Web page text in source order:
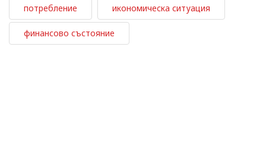
потребление икономическа ситуация
финансово състояние